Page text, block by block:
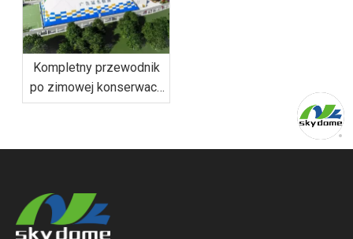
Kompletny przewodnik
po zimowej konserwacji
hal piłkarskich:
wiatrem